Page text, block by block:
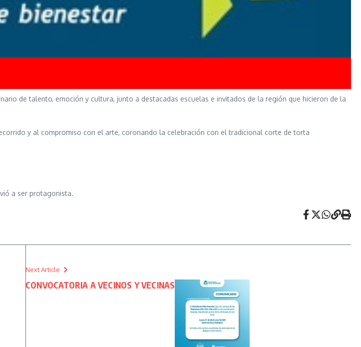
de talento, emoción y cultura, junto a destacadas escuelas e invitados de la región que hicieron de la
y al compromiso con el arte, coronando la celebración con el tradicional corte de torta
a ser protagonista.
Next Article
CONVOCATORIA A VECINOS Y VECINAS